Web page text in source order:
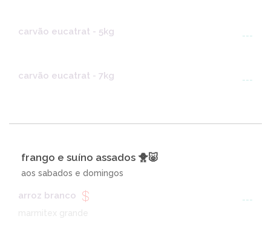
carvão eucatrat - 5kg ---
carvão eucatrat - 7kg ---
frango e suíno assados 🐥🐷
aos sabados e domingos
arroz branco
---